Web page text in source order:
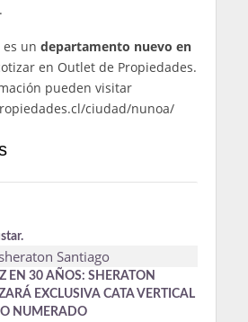
un departamento nuevo en
en Outlet de Propiedades.
pueden visitar
ciudad/nunoa/
EN 30 AÑOS: SHERATON
EXCLUSIVA CATA VERTICAL
NUMERADO